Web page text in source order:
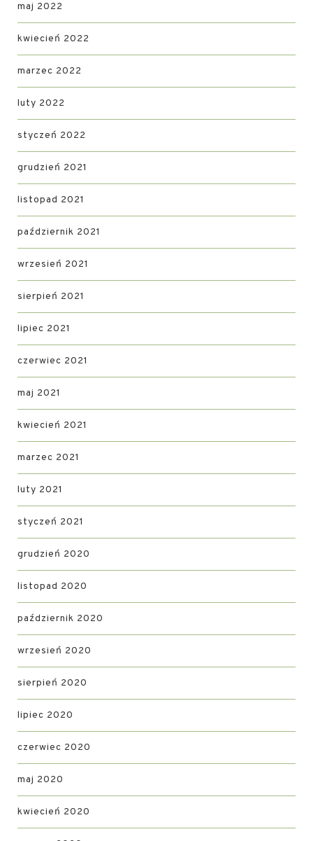
maj 2022
kwiecień 2022
marzec 2022
luty 2022
styczeń 2022
grudzień 2021
listopad 2021
październik 2021
wrzesień 2021
sierpień 2021
lipiec 2021
czerwiec 2021
maj 2021
kwiecień 2021
marzec 2021
luty 2021
styczeń 2021
grudzień 2020
listopad 2020
październik 2020
wrzesień 2020
sierpień 2020
lipiec 2020
czerwiec 2020
maj 2020
kwiecień 2020